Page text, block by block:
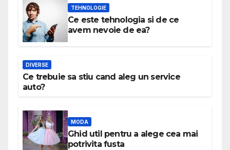
TEHNOLOGIE
Ce este tehnologia si de ce
avem nevoie de ea?
DIVERSE
Ce trebuie sa stiu cand aleg un service
auto?
MODA
Ghid util pentru a alege cea mai
potrivita fusta